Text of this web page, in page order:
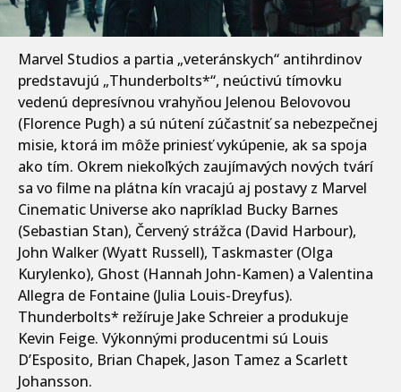
Marvel Studios a partia „veteránskych“ antihrdinov
predstavujú „Thunderbolts*“, neúctivú tímovku
vedenú depresívnou vrahyňou Jelenou Belovovou
(Florence Pugh) a sú nútení zúčastniť sa nebezpečnej
misie, ktorá im môže priniesť vykúpenie, ak sa spoja
ako tím. Okrem niekoľkých zaujímavých nových tvárí
sa vo filme na plátna kín vracajú aj postavy z Marvel
Cinematic Universe ako napríklad Bucky Barnes
(Sebastian Stan), Červený strážca (David Harbour),
John Walker (Wyatt Russell), Taskmaster (Olga
Kurylenko), Ghost (Hannah John-Kamen) a Valentina
Allegra de Fontaine (Julia Louis-Dreyfus).
Thunderbolts* režíruje Jake Schreier a produkuje
Kevin Feige. Výkonnými producentmi sú Louis
D’Esposito, Brian Chapek, Jason Tamez a Scarlett
Johansson.